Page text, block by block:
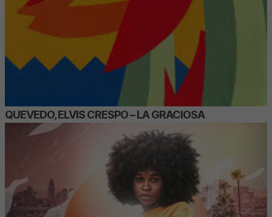
QUEVEDO, ELVIS CRESPO – LA GRACIOSA